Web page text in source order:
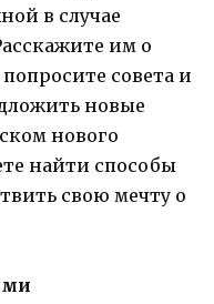
в случае
им о
совета и
новые
нового
найти способы
свою мечту о